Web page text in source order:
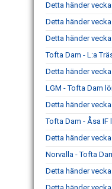
Detta händer vecka
Detta händer vecka
Detta händer vecka
Tofta Dam - L:a
Detta händer vecka
LGM - Tofta Dam
Detta händer vecka
Tofta Dam - Åsa IF
Detta händer vecka
Norvalla - Tofta
Detta händer vecka